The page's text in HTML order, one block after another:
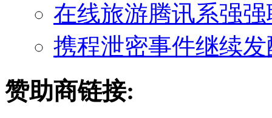
在线旅游腾讯系强
携程泄密事件继续
赞助商链接: